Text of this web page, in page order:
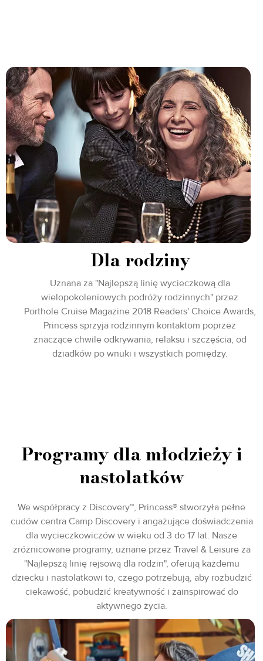
Dla rodziny
Uznana za "Najlepszą linię wycieczkową dla
wielopokoleniowych podróży rodzinnych" przez
Porthole Cruise Magazine 2018 Readers' Choice Awards,
Princess sprzyja rodzinnym kontaktom poprzez
znaczące chwile odkrywania, relaksu i szczęścia, od
dziadków po wnuki i wszystkich pomiędzy.
Programy dla młodzieży i
nastolatków
We współpracy z Discovery™, Princess® stworzyła pełne
cudów centra Camp Discovery i angażujące doświadczenia
dla wycieczkowiczów w wieku od 3 do 17 lat. Nasze
zróżnicowane programy, uznane przez Travel & Leisure za
"Najlepszą linię rejsową dla rodzin", oferują każdemu
dziecku i nastolatkowi to, czego potrzebują, aby rozbudzić
ciekawość, pobudzić kreatywność i zainspirować do
aktywnego życia.